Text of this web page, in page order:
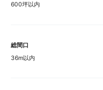
600坪以内
総間口
36m以内